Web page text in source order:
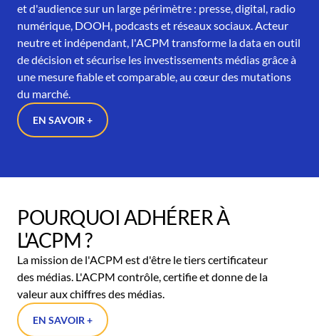
et d'audience sur un large périmètre : presse, digital, radio
numérique, DOOH, podcasts et réseaux sociaux. Acteur
neutre et indépendant, l'ACPM transforme la data en outil
de décision et sécurise les investissements médias grâce à
une mesure fiable et comparable, au cœur des mutations
du marché.
EN SAVOIR +
POURQUOI ADHÉRER À
L'ACPM ?
La mission de l'ACPM est d'être le tiers certificateur
des médias. L'ACPM contrôle, certifie et donne de la
valeur aux chiffres des médias.
EN SAVOIR +